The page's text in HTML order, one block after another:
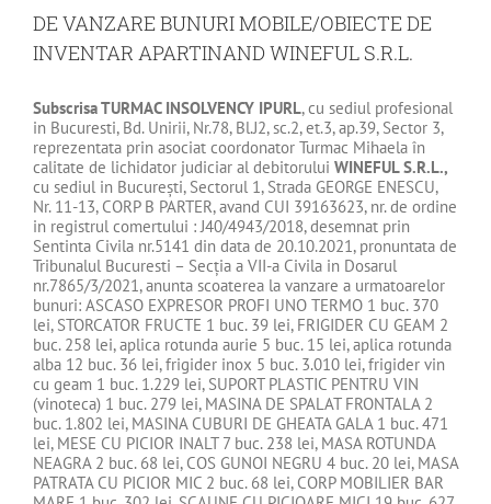
DE VANZARE BUNURI MOBILE/OBIECTE DE
INVENTAR APARTINAND WINEFUL S.R.L.
SubscrisaTURMAC INSOLVENCY IPURL, cu sediul profesional
in Bucuresti, Bd. Unirii, Nr.78, Bl.J2, sc.2, et.3, ap.39, Sector 3,
reprezentata prin asociat coordonator Turmac Mihaela în
calitate de lichidator judiciar al debitorului WINEFUL S.R.L.,
cu sediul in Bucureşti, Sectorul 1, Strada GEORGE ENESCU,
Nr. 11-13, CORP B PARTER, avand CUI 39163623, nr. de ordine
in registrul comertului : J40/4943/2018, desemnat prin
Sentinta Civila nr.5141 din data de 20.10.2021, pronuntata de
Tribunalul Bucuresti – Secţia a VII-a Civila in Dosarul
nr.7865/3/2021, anunta scoaterea la vanzare a urmatoarelor
bunuri: ASCASO EXPRESOR PROFI UNO TERMO 1 buc. 370
lei, STORCATOR FRUCTE 1 buc. 39 lei, FRIGIDER CU GEAM 2
buc. 258 lei, aplica rotunda aurie 5 buc. 15 lei, aplica rotunda
alba 12 buc. 36 lei, frigider inox 5 buc. 3.010 lei, frigider vin
cu geam 1 buc. 1.229 lei, SUPORT PLASTIC PENTRU VIN
(vinoteca) 1 buc. 279 lei, MASINA DE SPALAT FRONTALA 2
buc. 1.802 lei, MASINA CUBURI DE GHEATA GALA 1 buc. 471
lei, MESE CU PICIOR INALT 7 buc. 238 lei, MASA ROTUNDA
NEAGRA 2 buc. 68 lei, COS GUNOI NEGRU 4 buc. 20 lei, MASA
PATRATA CU PICIOR MIC 2 buc. 68 lei, CORP MOBILIER BAR